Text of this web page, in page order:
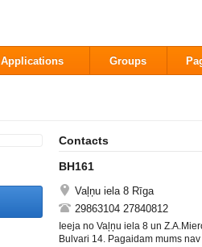
Applications Groups
Contacts
BH161
Vaļņu iela 8 Rīga
29863104 27840812
Ieeja no Vaļņu iela 8 un
Bulvari 14. Pagaidam mums nav